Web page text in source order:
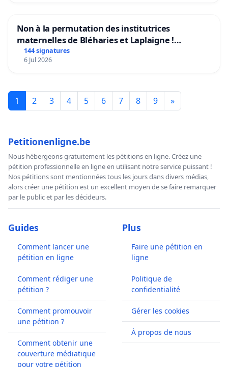
Non à la permutation des institutrices
maternelles de Bléharies et Laplaigne !
Préservons la stabilité de nos enfants.
144 signatures
6 Jul 2026
1 2 3 4 5 6 7 8 9 »
Petitionenligne.be
Nous hébergeons gratuitement les pétitions en ligne. Créez une
pétition professionnelle en ligne en utilisant notre service puissant !
Nos pétitions sont mentionnées tous les jours dans divers médias,
alors créer une pétition est un excellent moyen de se faire remarquer
par le public et par les décideurs.
Guides
Comment lancer une
pétition en ligne
Comment rédiger une
pétition ?
Comment promouvoir
une pétition ?
Comment obtenir une
couverture médiatique
pour votre pétition
Plus
Faire une pétition en
ligne
Politique de
confidentialité
Gérer les cookies
À propos de nous